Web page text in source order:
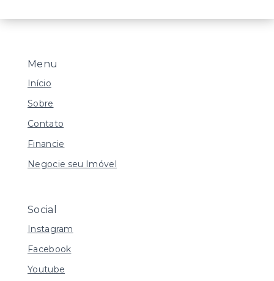
Menu
Início
Sobre
Contato
Financie
Negocie seu Imóvel
Social
Instagram
Facebook
Youtube